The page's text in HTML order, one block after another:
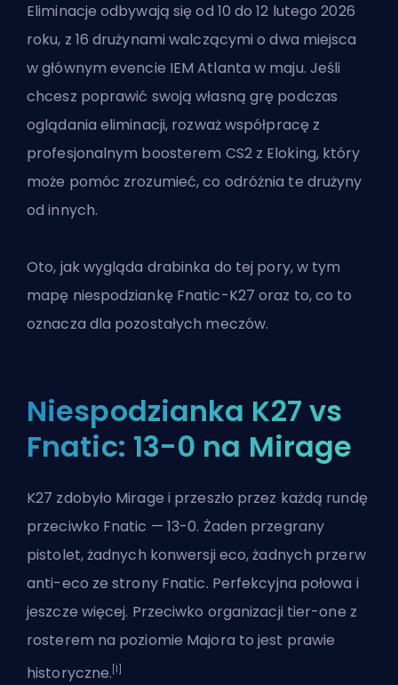
Eliminacje odbywają się od 10 do 12 lutego 2026
roku, z 16 drużynami walczącymi o dwa miejsca
w głównym evencie IEM Atlanta w maju. Jeśli
chcesz poprawić swoją własną grę podczas
oglądania eliminacji, rozważ współpracę z
profesjonalnym boosterem CS2 z Eloking, który
może pomóc zrozumieć, co odróżnia te drużyny
od innych.
Oto, jak wygląda drabinka do tej pory, w tym
mapę niespodziankę Fnatic-K27 oraz to, co to
oznacza dla pozostałych meczów.
Niespodzianka K27 vs
Fnatic: 13-0 na Mirage
K27 zdobyło Mirage i przeszło przez każdą rundę
przeciwko Fnatic — 13-0. Żaden przegrany
pistolet, żadnych konwersji eco, żadnych przerw
anti-eco ze strony Fnatic. Perfekcyjna połowa i
jeszcze więcej. Przeciwko organizacji tier-one z
rosterem na poziomie Majora to jest prawie
historyczne. [1]